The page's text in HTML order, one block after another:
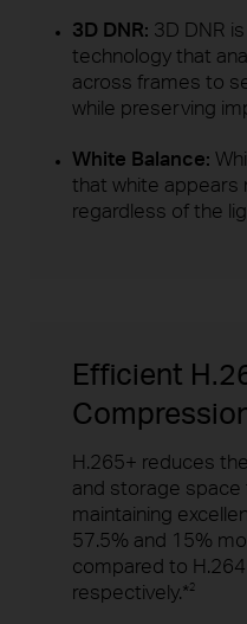
3D DNR: 3D DNR
technology that
across frames to
while preserving
White Balance:
that white appears
regardless of the
Efficient
H.265+ reduces
and storage space
maintaining
57.5% and 15%
compared to
respectively.*2